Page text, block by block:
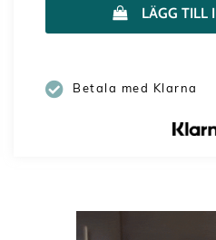
LÄGG TILL
Betala med Klarna